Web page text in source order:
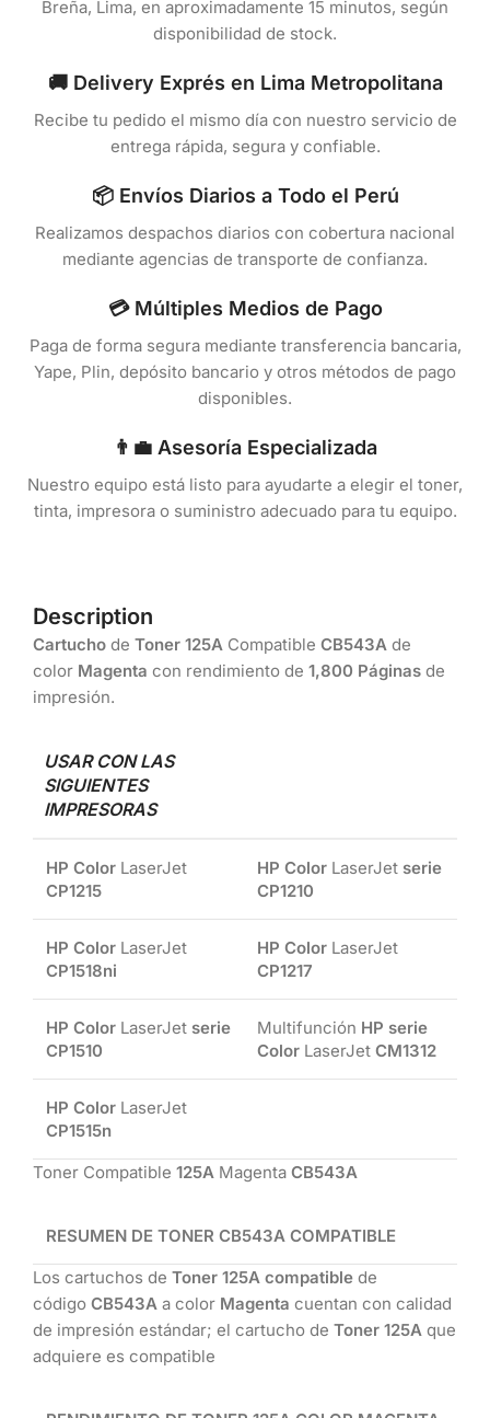
Breña, Lima, en aproximadamente 15 minutos, según
disponibilidad de stock.
🚚 Delivery Exprés en Lima Metropolitana
Recibe tu pedido el mismo día con nuestro servicio de
entrega rápida, segura y confiable.
📦 Envíos Diarios a Todo el Perú
Realizamos despachos diarios con cobertura nacional
mediante agencias de transporte de confianza.
💳 Múltiples Medios de Pago
Paga de forma segura mediante transferencia bancaria,
Yape, Plin, depósito bancario y otros métodos de pago
disponibles.
👨‍💼 Asesoría Especializada
Nuestro equipo está listo para ayudarte a elegir el toner,
tinta, impresora o suministro adecuado para tu equipo.
Description
Cartucho de Toner 125A Compatible CB543A de
color Magenta con rendimiento de 1,800 Páginas de
impresión.
USAR CON LAS
SIGUIENTES
IMPRESORAS
HP Color LaserJet
CP1215
HP Color LaserJet serie
CP1210
HP Color LaserJet
CP1518ni
HP Color LaserJet
CP1217
HP Color LaserJet serie
CP1510
Multifunción HP serie
Color LaserJet CM1312
HP Color LaserJet
CP1515n
Toner Compatible 125A Magenta CB543A
RESUMEN DE TONER CB543A COMPATIBLE
Los cartuchos de Toner 125A compatible de
código CB543A a color Magenta cuentan con calidad
de impresión estándar; el cartucho de Toner 125A que
adquiere es compatible